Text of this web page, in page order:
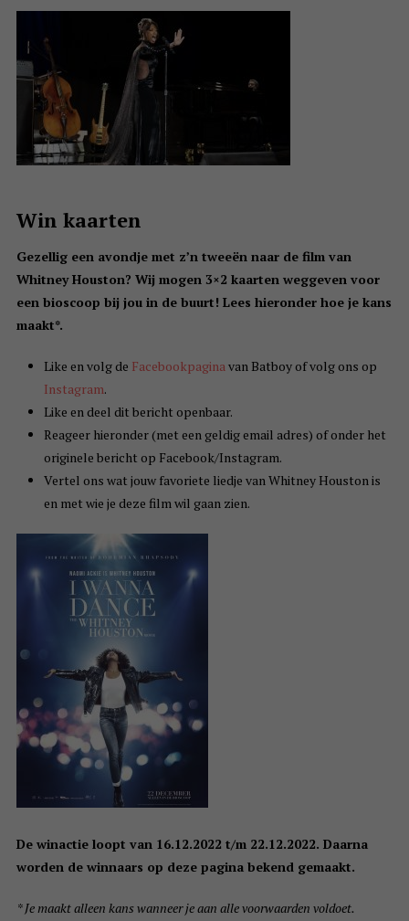
Win kaarten
Gezellig een avondje met z’n tweeën naar de film van
Whitney Houston? Wij mogen 3×2 kaarten weggeven voor
een bioscoop bij jou in de buurt! Lees hieronder hoe je kans
maakt*.
Like en volg de Facebookpaginavan Batboy of volg ons op
Instagram.
Like en deel dit bericht openbaar.
Reageer hieronder (met een geldig email adres) of onder het
originele bericht op Facebook/Instagram.
Vertel ons wat jouw favoriete liedje van Whitney Houston is
en met wie je deze film wil gaan zien.
De winactie loopt van 16.12.2022 t/m 22.12.2022. Daarna
worden de winnaars op deze pagina bekend gemaakt.
* Je maakt alleen kans wanneer je aan alle voorwaarden voldoet.